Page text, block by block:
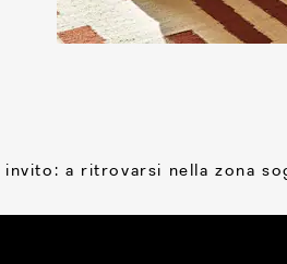
invito: a ritrovarsi nella zona